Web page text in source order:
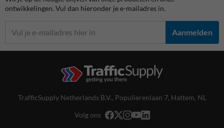
ontwikkelingen. Vul dan hieronder je e-mailadres in.
Aanmelden
TrafficSupply Netherlands B.V., Populierenlaan 7, Hattem, NL
Volg ons